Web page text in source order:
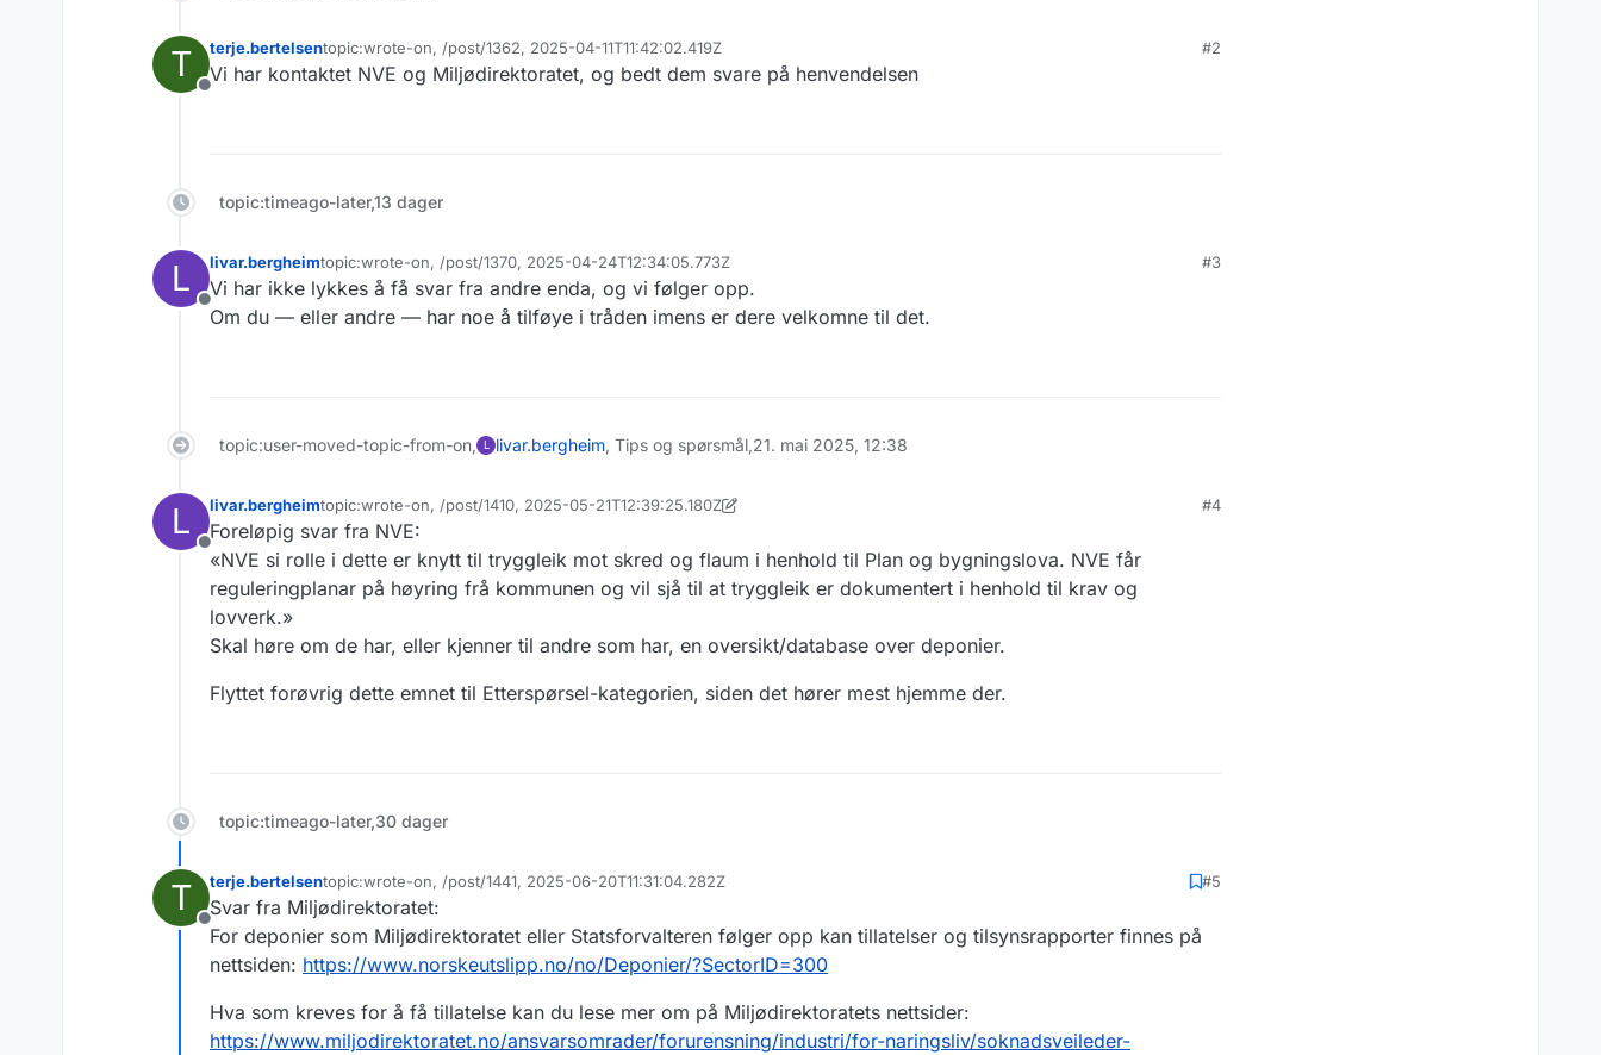
T
Frakoblet
terje.bertelsentopic:wrote-on, /post/1362, 2025-04-11T11:42:02.419Z
Sist endret av
#2
Vi har kontaktet NVE og Miljødirektoratet, og bedt dem svare på henvendelsen
topic:timeago-later,13 dager
L
Frakoblet
livar.bergheimtopic:wrote-on, /post/1370, 2025-04-24T12:34:05.773Z
Sist endret av
#3
Vi har ikke lykkes å få svar fra andre enda, og vi følger opp.
Om du — eller andre — har noe å tilføye i tråden imens er dere velkomne til det.
topic:user-moved-topic-from-on, L livar.bergheim, Tips og spørsmål,21. mai 2025, 12:38
L
Frakoblet
livar.bergheimtopic:wrote-on, /post/1410, 2025-05-21T12:39:25.180Z
Sist endret av livar.bergheim
#4
Foreløpig svar fra NVE:
«NVE si rolle i dette er knytt til tryggleik mot skred og flaum i henhold til Plan og bygningslova. NVE får
reguleringplanar på høyring frå kommunen og vil sjå til at tryggleik er dokumentert i henhold til krav og
lovverk.»
Skal høre om de har, eller kjenner til andre som har, en oversikt/database over deponier.
Flyttet forøvrig dette emnet til Etterspørsel-kategorien, siden det hører mest hjemme der.
topic:timeago-later,30 dager
T
Frakoblet
terje.bertelsentopic:wrote-on, /post/1441, 2025-06-20T11:31:04.282Z
Sist endret av
#5
Svar fra Miljødirektoratet:
For deponier som Miljødirektoratet eller Statsforvalteren følger opp kan tillatelser og tilsynsrapporter finnes på
nettsiden: https://www.norskeutslipp.no/no/Deponier/?SectorID=300
Hva som kreves for å få tillatelse kan du lese mer om på Miljødirektoratets nettsider:
https://www.miljodirektoratet.no/ansvarsomrader/forurensning/industri/for-naringsliv/soknadsveileder-